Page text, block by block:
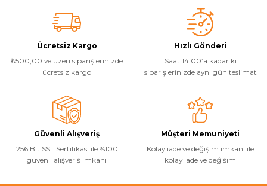
Yorum Yaz
Ürün resmi kalitesiz, bozuk veya görüntülenemiyor.
Ürün açıklamasında eksik bilgiler bulunuyor.
Ürün bilgilerinde hatalar bulunuyor.
Ürün fiyatı diğer sitelerden daha pahalı.
Ücretsiz Kargo
₺500,00 ve üzeri siparişlerinizde
ücretsiz kargo
Hızlı Gönderi
Saat 14:00’a kadar ki
siparişlerinizde aynı gün teslimat
Güvenli Alışveriş
256 Bit SSL Sertifikası ile %100
güvenli alışveriş imkanı
Müşteri Memuniyeti
Kolay iade ve değişim imkanı ile
kolay iade ve değişim